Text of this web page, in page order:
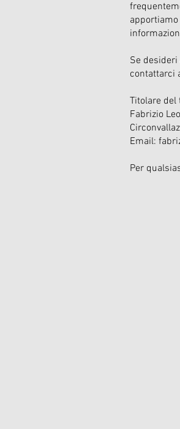
Se
contattarci
Titolare del
Fabrizio
Email:
Per